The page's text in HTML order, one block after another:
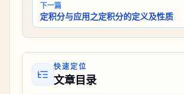
下一篇
定积分与应用之定积分的定义及性质
快速定位
文章目录